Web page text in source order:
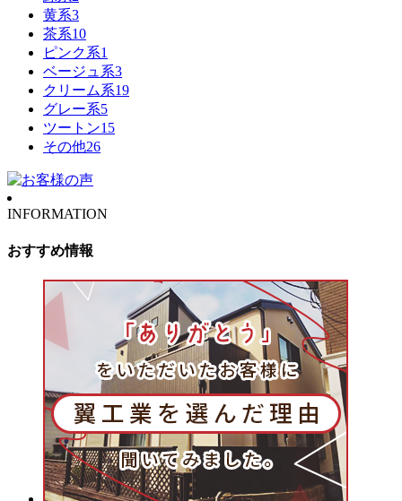
黄系3
茶系10
ピンク系1
ベージュ系3
クリーム系19
グレー系5
ツートン15
その他26
INFORMATION
おすすめ情報